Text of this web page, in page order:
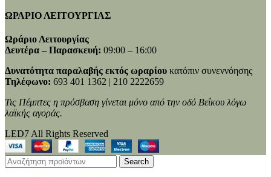
ΩΡΑΡΙΟ ΛΕΙΤΟΥΡΓΙΑΣ
Ωράριο Λειτουργίας
Δευτέρα – Παρασκευή: 09:00 – 16:00
Δυνατότητα παραλαβής εκτός ωραρίου κατόπιν συνεννόησης
Τηλέφωνο: 693 401 1362 | 210 2222659
Τις Πέμπτες η πρόσβαση γίνεται μόνο από την οδό Βεΐκου λόγω
λαϊκής αγοράς.
LED7 All Rights Reserved
Search